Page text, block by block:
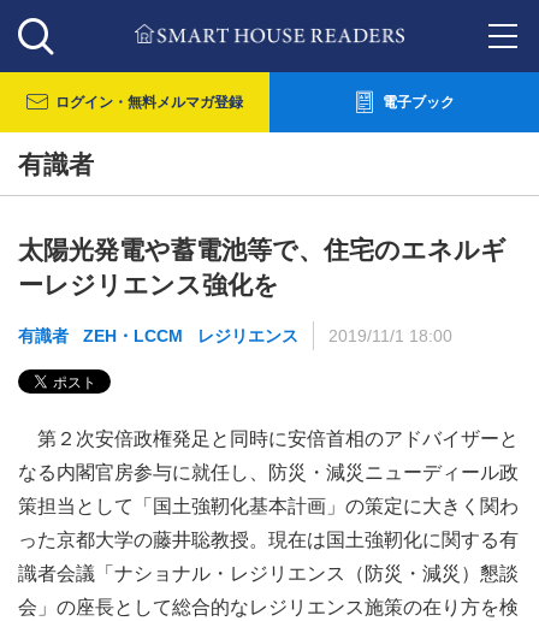
ログイン・ 無料メルマガ登録 電子ブック
有識者
太陽光発電や蓄電池等で、住宅のエネルギ
ーレジリエンス強化を
有識者 ZEH・LCCM レジリエンス 2019/11/1 18:00
第２次安倍政権発足と同時に安倍首相のアドバイザーと
なる内閣官房参与に就任し、防災・減災ニューディール政
策担当として「国土強靭化基本計画」の策定に大きく関わ
った京都大学の藤井聡教授。現在は国土強靭化に関する有
識者会議「ナショナル・レジリエンス（防災・減災）懇談
会」の座長として総合的なレジリエンス施策の在り方を検